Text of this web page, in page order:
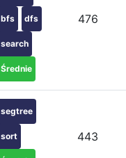
bfs dfs
search
Średnie
476
segtree
sort 443